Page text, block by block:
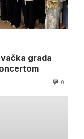
grada
0